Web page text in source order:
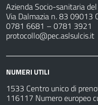
Azienda Socio-sanitaria
Via Dalmazia n. 83 09013
0781 6681 – 0781 3921
protocollo@pec.aslsulcis.it
NUMERI UTILI
1533 Centro unico di
116117 Numero europeo